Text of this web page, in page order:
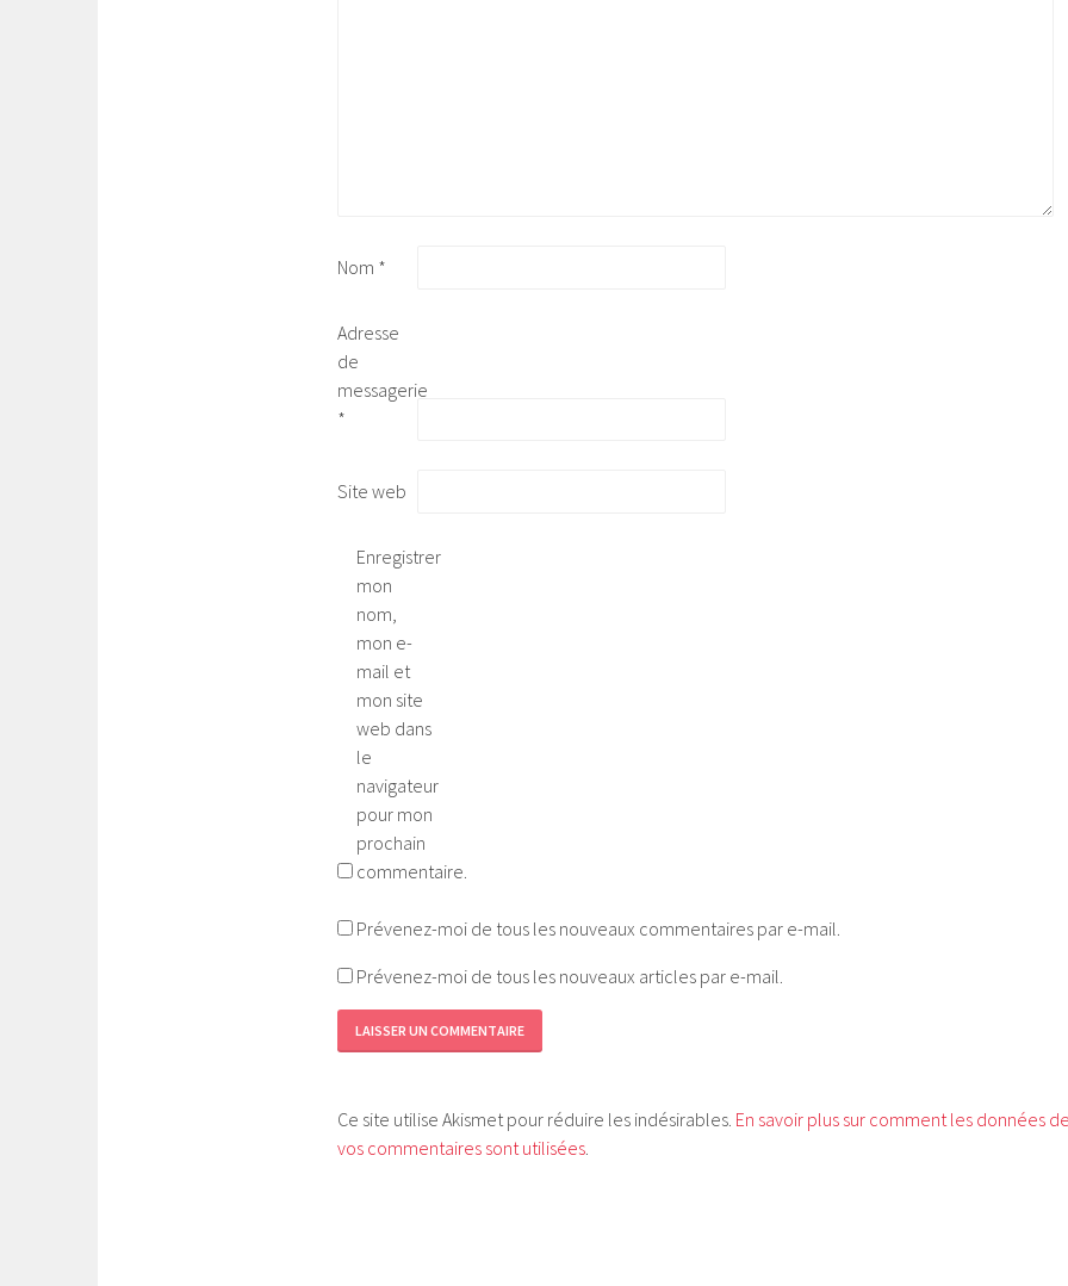
Nom *
Adresse
de
messagerie
*
Site web
Enregistrer
mon
nom,
mon e-
mail et
mon site
web dans
le
navigateur
pour mon
prochain
commentaire.
Prévenez-moi de tous les nouveaux commentaires par e-mail.
Prévenez-moi de tous les nouveaux articles par e-mail.
Ce site utilise Akismet pour réduire les indésirables. En savoir plus sur comment les données de
vos commentaires sont utilisées.